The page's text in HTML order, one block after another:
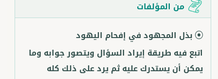
من المؤلفات
بذل المجهود في إفحام اليهود
اتبع فيه طريقة إيراد السؤال ويتصور جوابه وما
يمكن أن يستدرك عليه ثم يرد على ذلك كله